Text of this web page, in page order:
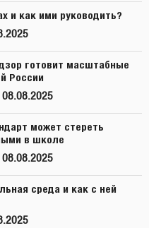
и как ими руководить?
готовит масштабные
России
08.08.2025
может стереть
в школе
08.08.2025
среда и как с ней